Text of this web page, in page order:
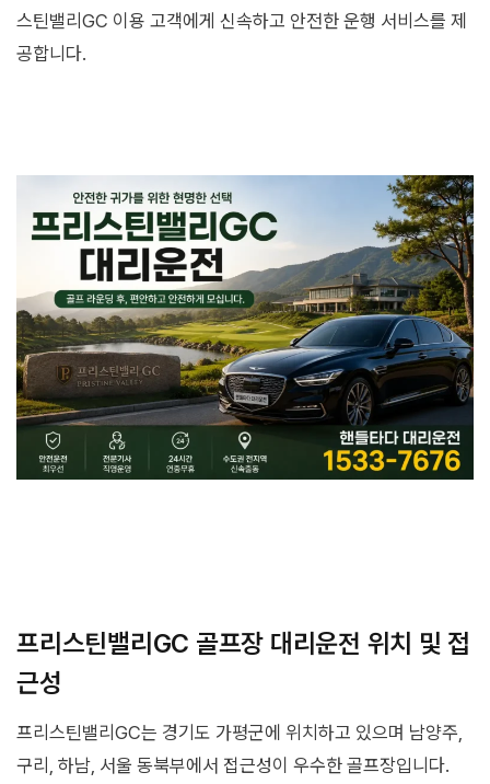
스틴밸리GC 이용 고객에게 신속하고 안전한 운행 서비스를 제
공합니다.
프리스틴밸리GC 골프장 대리운전 위치 및 접
근성
프리스틴밸리GC는 경기도 가평군에 위치하고 있으며 남양주,
구리, 하남, 서울 동북부에서 접근성이 우수한 골프장입니다.